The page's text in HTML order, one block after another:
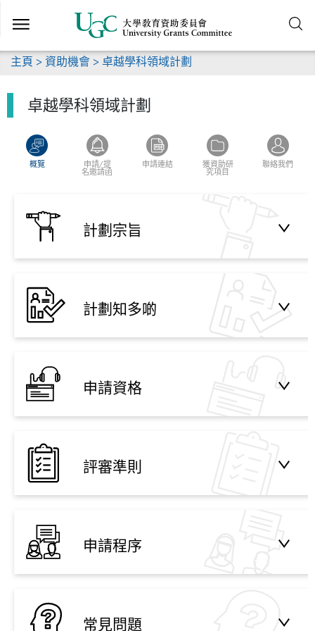
到
要
內
主頁 > 資助機會 > 卓越學科領域計劃
卓越學科領域計劃
概覽
申請/提
名邀請函
申請連結
獲資助研
究項目
聯絡我們
計劃宗旨
計劃知多啲
申請資格
評審準則
申請程序
常見問題